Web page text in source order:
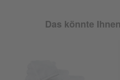
Das könnte